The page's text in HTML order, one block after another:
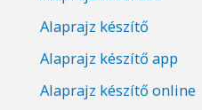
Alaprajz készítő
Alaprajz készítő app
Alaprajz készítő online